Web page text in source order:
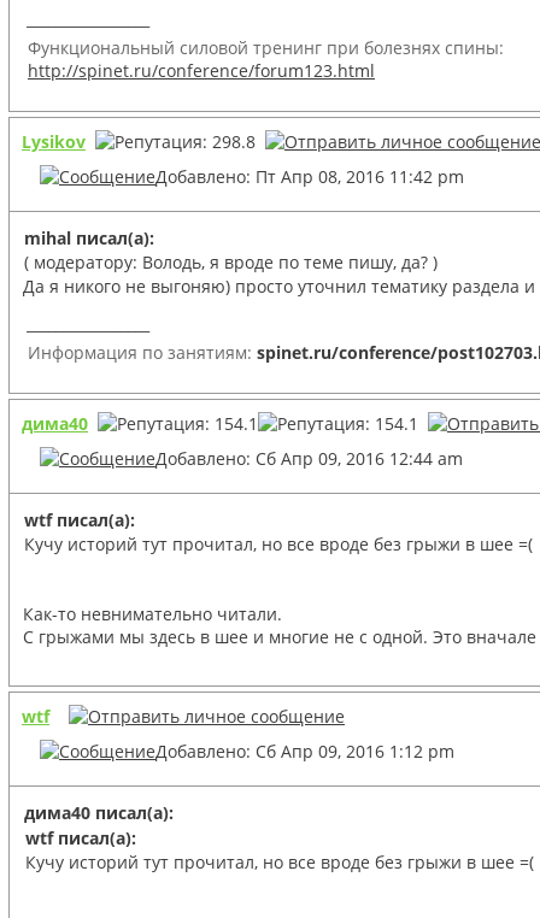
Функциональный силовой тренинг при болезнях спины:
http://spinet.ru/conference/forum123.html
Lysikov
Добавлено: Пт Апр 08, 2016 11:42 pm
mihal писал(а):
( модератору: Володь, я вроде по теме пишу, да? )
Да я никого не выгоняю) просто уточнил тематику раздела
Информация по занятиям: spinet.ru/conference/
дима40
Добавлено: Сб Апр 09, 2016 12:44 am
wtf писал(а):
Кучу историй тут прочитал, но все вроде без грыжи в шее =(
Как-то невнимательно читали.
С грыжами мы здесь в шее и многие не с одной. Это
wtf
Добавлено: Сб Апр 09, 2016 1:12 pm
дима40 писал(а):
wtf писал(а):
Кучу историй тут прочитал, но все вроде без грыжи в шее =(